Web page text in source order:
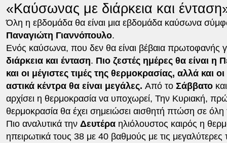
«Καύσωνας με διάρκεια και
Όλη η εβδομάδα θα είναι μια εβδομάδα καύσωνα
Παναγιώτη Γιαννόπουλο.
Ενός καύσωνα, που δεν θα είναι βέβαια πρωτοφανής
διάρκεια και ένταση. Πιο ζεστές ημέρες θα είναι
και οι μέγιστες τιμές της θερμοκρασίας, αλλά και οι
αστικά κέντρα θα είναι μεγάλες. Από τοΣάββατο
αρχίσει η θερμοκρασία να υποχωρεί, Την Κυριακή,
θερμοκρασία θα έχει σημειώσει αισθητή πτώση σε
Πιο αναλυτικά την Δευτέραηλιόλουστος καιρός η
ηπειρωτικά τους 38 με 40 βαθμούς με τις μεγαλύτερες